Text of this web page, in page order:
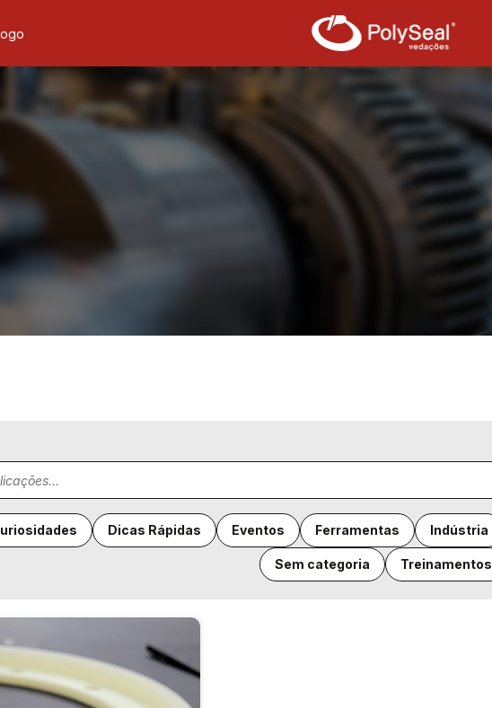
Dicas Rápidas Eventos Ferramentas Indústria
Sem categoria Treinamentos